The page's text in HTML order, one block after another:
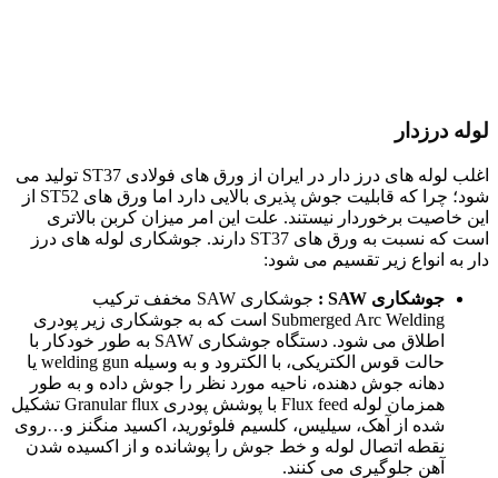
لوله درزدار
اغلب لوله های درز دار در ایران از ورق های فولادی ST37 تولید می
شود؛ چرا که قابلیت جوش پذیری بالایی دارد اما ورق های ST52 از
این خاصیت برخوردار نیستند. علت این امر میزان کربن بالاتری
است که نسبت به ورق های ST37 دارند. جوشکاری لوله های درز
دار به انواع زیر تقسیم می شود:
جوشکاری SAW
:
جوشکاری SAW مخفف ترکیب
Submerged Arc Welding است که به جوشکاری زیر پودری
اطلاق می شود. دستگاه جوشکاری SAW به طور خودکار با
حالت قوس الکتریکی، با الکترود و به وسیله welding gun یا
دهانه جوش دهنده، ناحیه مورد نظر را جوش داده و به طور
همزمان لوله Flux feed با پوشش پودری Granular flux تشکیل
شده از آهک، سیلیس، کلسیم فلوئورید، اکسید منگنز و…روی
نقطه اتصال لوله و خط جوش را پوشانده و از اکسیده شدن
آهن جلوگیری می کنند.